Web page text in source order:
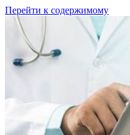
Перейти к содержимому